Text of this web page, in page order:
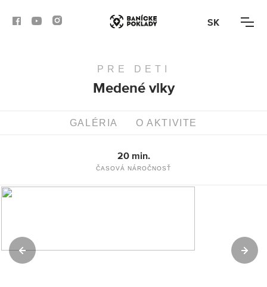
SK
BANSKÁ BYSTRICA
PRE DETI
Medené vlky
GALÉRIA O AKTIVITE
20 min.
ČASOVÁ NÁROČNOSŤ